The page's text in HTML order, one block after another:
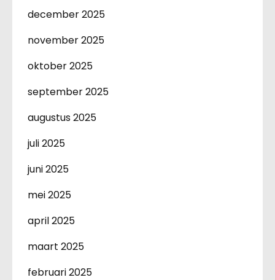
december 2025
november 2025
oktober 2025
september 2025
augustus 2025
juli 2025
juni 2025
mei 2025
april 2025
maart 2025
februari 2025